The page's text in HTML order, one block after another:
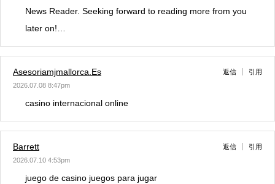
News Reader. Seeking forward to reading more from you
later on!…
Asesoriamjmallorca.Es
2026.07.08 8:47pm
返信 引用
casino internacional online
Barrett
2026.07.10 4:53pm
返信 引用
juego de casino juegos para jugar